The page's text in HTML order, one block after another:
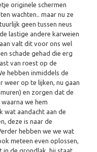
originele schermen
wachten.. maar nu ze
geen tussen neus
lastige andere karweien
valt dit voor ons wel
schade gehad die erg
van roest op de
hebben inmiddels de
weer op te lijken, nu gaan
en zorgen dat de
we hem
wat aandacht aan de
deze is naar de
hebben we we wat
meteen even oplossen,